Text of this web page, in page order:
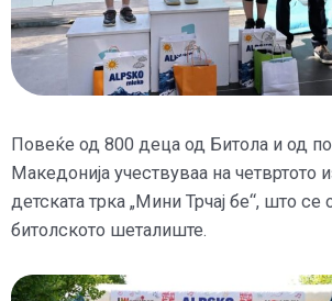
Повеќе од 800 деца од Битола и од
Македонија учествуваа на четвртото
детската трка „Мини Трчај бе“, што се
битолското шеталиште.